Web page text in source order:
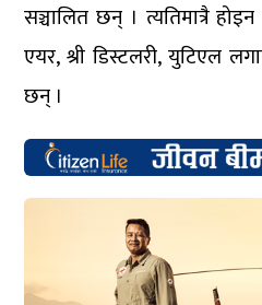
सञ्चालित छन् । त्यतिमात्रै
एयर, श्री डिस्टलरी, युटिएल
छन् ।